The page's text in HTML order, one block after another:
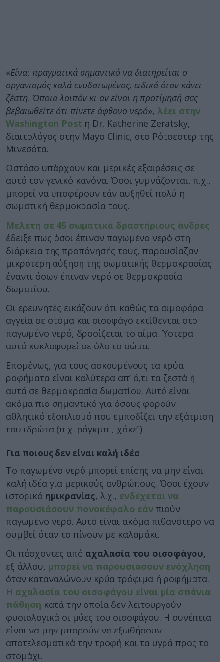
«Είναι πραγματικά σημαντικό να διατηρείται ο
οργανισμός καλά ενυδατωμένος, ειδικά όταν κάνει
ζέστη. Όποια λοιπόν κι αν είναι η προτίμησή σας
βεβαιωθείτε ότι πίνετε άφθονο νερό», λέει στην
Washington Post η Dr. Katherine Zeratsky,
διαιτολόγος στην Mayo Clinic, στο Ρότσεστερ της
Μινεσότα.
Ωστόσο υπάρχουν και μερικές εξαιρέσεις σε
αυτό τον γενικό κανόνα. Όσοι γυμνάζονται, π.χ.,
μπορεί να υποφέρουν εάν αυξηθεί πολύ η
σωματική θερμοκρασία τους.
Μελέτη σε 45 σωματικά δραστήριους άνδρες
έδειξε πως όσοι έπιναν παγωμένο νερό στη
διάρκεια της προπόνησής τους, παρουσίαζαν
μικρότερη αύξηση της σωματικής θερμοκρασίας
έναντι όσων έπιναν νερό σε θερμοκρασία
δωματίου.
Οι ερευνητές εικάζουν ότι καθώς τα αιμοφόρα
αγγεία σε στόμα και οισοφάγο εκτίθενται στο
παγωμένο νερό, δροσίζεται το αίμα. Ύστερα
αυτό κυκλοφορεί σε όλο το σώμα.
Επομένως, για τους ασκουμένους τα κρύα
ροφήματα είναι καλύτερα απ’ ό,τι τα ζεστά ή
αυτά σε θερμοκρασία δωματίου. Αυτό είναι
ακόμα πιο σημαντικό για όσους φορούν
αθλητικό εξοπλισμό που εμποδίζει την εξάτμιση
του ιδρώτα (π.χ. ράγκμπι, χόκεϊ).
Για ποιους δεν είναι καλή ιδέα
Το παγωμένο νερό μπορεί επίσης να μην είναι
καλή ιδέα για μερικούς ανθρώπους. Όσοι έχουν
ιστορικό ημικρανίας, λ.χ., ενδέχεται να
παρουσιάσουν πονοκέφαλο εάν πιούν
παγωμένο νερό. Αυτό είναι ακόμα πιθανότερο να
συμβεί όταν το πίνουν με καλαμάκι.
Οι πάσχοντες από αχαλασία του οισοφάγου,
εξ άλλου, μπορεί να παρουσιάσουν ενόχληση
όταν καταναλώνουν κρύα τρόφιμα ή ροφήματα.
Η αχαλασία του οισοφάγου είναι μία σπάνια
πάθηση κατά την οποία δεν λειτουργούν
φυσιολογικά οι μύες του οισοφάγου. Η συνέπεια
είναι να μην μπορούν να εξωθήσουν
αποτελεσματικά την τροφή και τα υγρά προς το
στομάχι.